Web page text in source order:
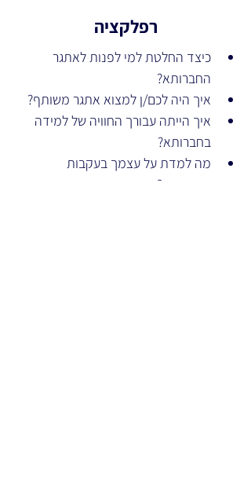
רפלקציה
כיצד החלטת למי לפנות לאתגר
החברותא?
איך היה לכם/ן למצוא אתגר משותף?
איך הייתה עבורך החוויה של למידה
בחברותא?
מה למדת על עצמך בעקבות
ההתנסות?